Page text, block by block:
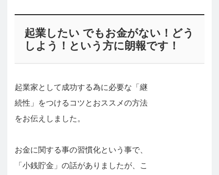
起業したい でもお金がない！どう
しよう！という方に朗報です！
起業家として成功する為に必要な「継
続性」をつけるコツとおススメの方法
をお伝えしました。
お金に関する事の習慣化という事で、
「小銭貯金」の話がありましたが、こ